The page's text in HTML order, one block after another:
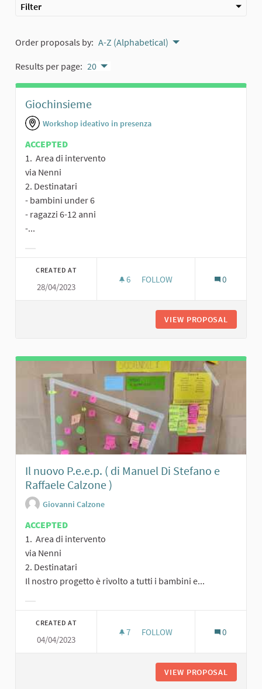
Filter
Order proposals by: A-Z (Alphabetical)
Results per page: 20
Giochinsieme
Workshop ideativo in presenza
ACCEPTED
1. Area di intervento
via Nenni
2. Destinatari
- bambini under 6
- ragazzi 6-12 anni
-...
CREATED AT
28/04/2023
6 6 FOLLOWERS
FOLLOW 0
VIEW PROPOSAL
Il nuovo P.e.e.p. ( di Manuel Di Stefano e
Raffaele Calzone )
Giovanni Calzone
ACCEPTED
1. Area di intervento
via Nenni
2. Destinatari
Il nostro progetto è rivolto a tutti i bambini e...
CREATED AT
04/04/2023
7 7 FOLLOWERS
FOLLOW 0
VIEW PROPOSAL